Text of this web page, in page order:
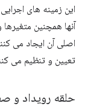
این زمینه های
آنها همچنین
اصلی آن ایجاد می
تعیین و تنظیم می
حلقه رویداد و